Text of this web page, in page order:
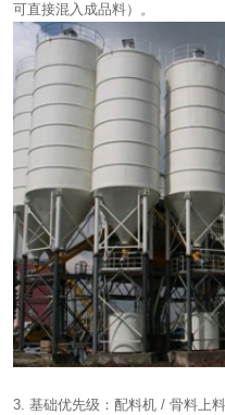
可直接混入成品料）。
3. 基础优先级：配料机 / 骨料上